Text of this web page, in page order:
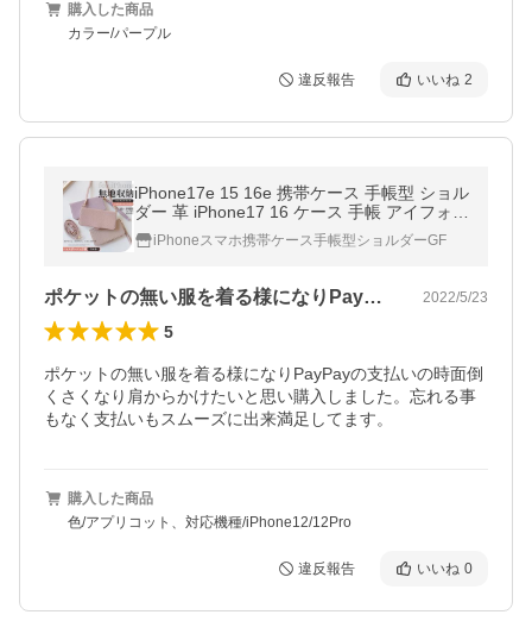
購入した商品
カラー/パープル
違反報告 いいね 2
iPhone17e 15 16e 携帯ケース 手帳型 ショル
ダー 革 iPhone17 16 ケース 手帳 アイフォン
14 スマホケース 本革調 ストラップ アイホ
ン13 12 SE3 11 カバー
iPhoneスマホ携帯ケース手帳型ショルダーGF
ポケットの無い服を着る様になりPayP… 2022/5/23
5
ポケットの無い服を着る様になりPayPayの支払いの時面倒
くさくなり肩からかけたいと思い購入しました。忘れる事
もなく支払いもスムーズに出来満足してます。
購入した商品
色/アプリコット、対応機種/iPhone12/12Pro
違反報告 いいね 0